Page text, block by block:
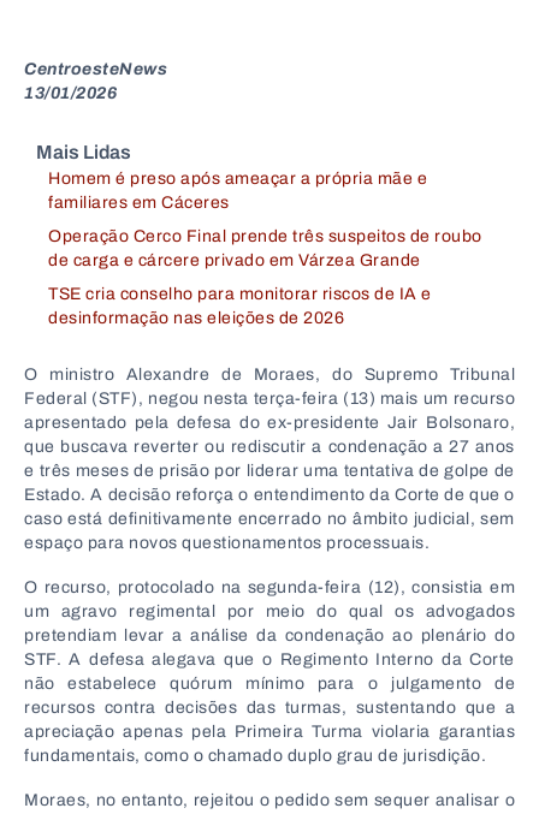
CentroesteNews
13/01/2026
Mais Lidas
Homem é preso após ameaçar a própria mãe e
familiares em Cáceres
Operação Cerco Final prende três suspeitos de roubo
de carga e cárcere privado em Várzea Grande
TSE cria conselho para monitorar riscos de IA e
desinformação nas eleições de 2026
O ministro Alexandre de Moraes, do Supremo Tribunal
Federal (STF), negou nesta terça-feira (13) mais um recurso
apresentado pela defesa do ex-presidente Jair Bolsonaro,
que buscava reverter ou rediscutir a condenação a 27 anos
e três meses de prisão por liderar uma tentativa de golpe de
Estado. A decisão reforça o entendimento da Corte de que o
caso está definitivamente encerrado no âmbito judicial, sem
espaço para novos questionamentos processuais.
O recurso, protocolado na segunda-feira (12), consistia em
um agravo regimental por meio do qual os advogados
pretendiam levar a análise da condenação ao plenário do
STF. A defesa alegava que o Regimento Interno da Corte
não estabelece quórum mínimo para o julgamento de
recursos contra decisões das turmas, sustentando que a
apreciação apenas pela Primeira Turma violaria garantias
fundamentais, como o chamado duplo grau de jurisdição.
Moraes, no entanto, rejeitou o pedido sem sequer analisar o